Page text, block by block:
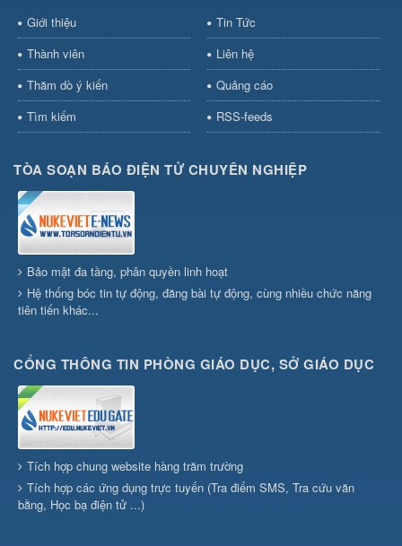
Giới thiệu
Tin Tức
Thành viên
Liên hệ
Thăm dò ý kiến
Quảng cáo
Tìm kiếm
RSS-feeds
TÒA SOẠN BÁO ĐIỆN TỬ CHUYÊN NGHIỆP
Bảo mật đa tầng, phân quyền linh hoạt
Hệ thống bóc tin tự động, đăng bài tự động, cùng nhiều chức năng
tiên tiến khác...
CỔNG THÔNG TIN PHÒNG GIÁO DỤC, SỞ GIÁO DỤC
Tích hợp chung website hàng trăm trường
Tích hợp các ứng dụng trực tuyến (Tra điểm SMS, Tra cứu văn
bằng, Học bạ điện tử ...)